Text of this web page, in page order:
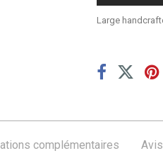
Large
complémentaires Avis